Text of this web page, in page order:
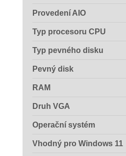
Provedení AIO
Typ procesoru CPU
Typ pevného disku
Pevný disk
RAM
Druh VGA
Operační systém
Vhodný pro Windows 11